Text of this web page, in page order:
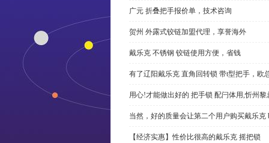
广元 折叠把手报价单，技术咨询
贺州 外露式铰链加盟代理，享誉海外
戴乐克 不锈钢 铰链使用方便，省钱
有了辽阳戴乐克 直角回转锁 带t型把手，欧
用心!才能做出好的 把手锁 配闩体用,忻州黎
当然，好的质量会让第二个用户购买戴乐克
【经济实惠】性价比很高的戴乐克 摇把锁